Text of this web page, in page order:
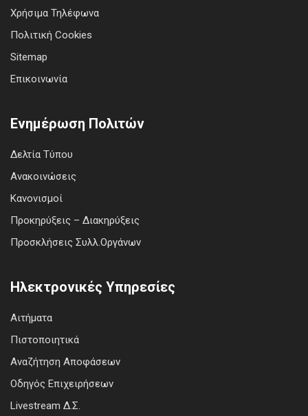
Χρήσιμα Τηλέφωνα
Πολιτική Cookies
Sitemap
Επικοινωνία
Ενημέρωση Πολιτών
Δελτία Τύπου
Ανακοινώσεις
Κανονισμοί
Προκηρύξεις – Διακηρύξεις
Προσκλήσεις Συλλ.Οργάνων
Ηλεκτρονικές Υπηρεσίες
Αιτήματα
Πιστοποιητικά
Αναζήτηση Αποφάσεων
Οδηγός Επιχειρήσεων
Livestream Δ.Σ.